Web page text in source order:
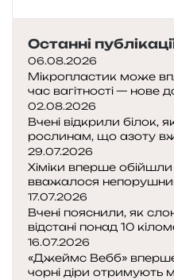
х
,
к
и
й
в
л
а
ш
т
о
в
у
є
р
Останні
06.08.2026
Мікропластик може
час вагітності — нове
02.08.2026
Вчені відкрили білок,
рослинам, що азоту
29.07.2026
Хіміки вперше
вважалося
17.07.2026
Вчені пояснили, як
відстані понад 10
16.07.2026
«Джеймс Вебб»
чорні діри отримують